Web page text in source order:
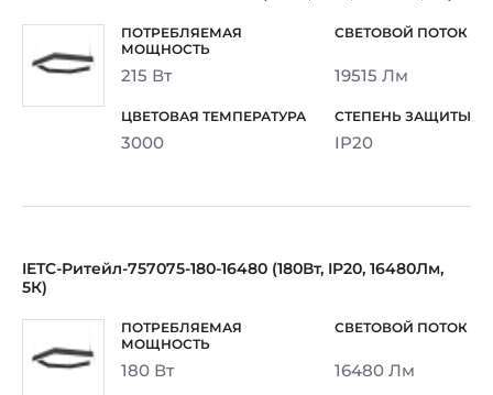
215 Вт 19515 Лм
3000 IP20
IETC-Ритейл-757075-180-16480 (180Вт, IP20, 16480Лм,
5К)
180 Вт 16480 Лм